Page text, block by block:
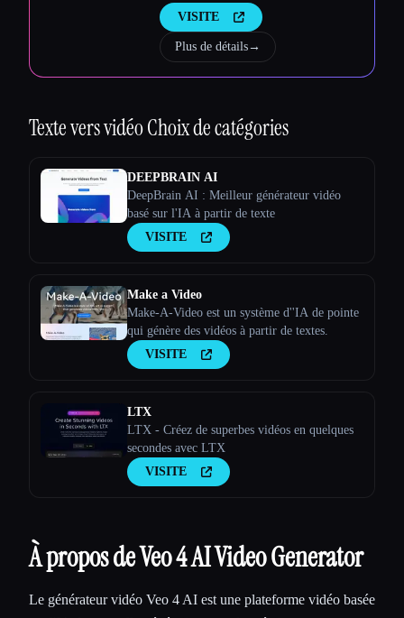
des vidéos cohérents
VISITE
Plus de détails→
Texte vers vidéoChoix de catégories
DEEPBRAIN AI
DeepBrain AI : Meilleur générateur vidéo
basé sur l'IA à partir de texte
VISITE
Make a Video
Make-A-Video est un système d''IA de pointe
qui génère des vidéos à partir de textes.
VISITE
LTX
LTX - Créez de superbes vidéos en quelques
secondes avec LTX
VISITE
À propos de Veo 4 AI Video Generator
Le générateur vidéo Veo 4 AI est une plateforme vidéo basée